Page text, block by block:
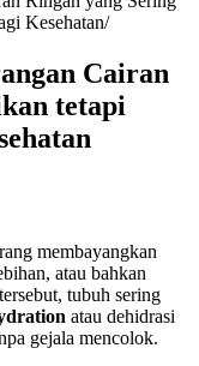
Kesehatan
Cairan
tetapi
membayangkan
atau bahkan
tubuh sering
atau dehidrasi
gejala mencolok.